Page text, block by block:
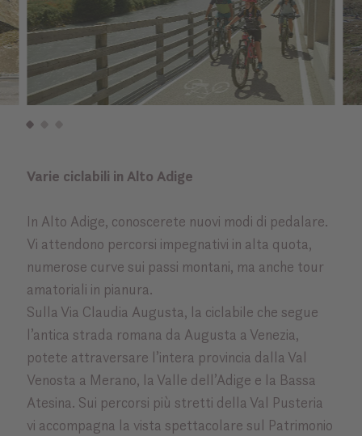
Varie ciclabili in Alto Adige
In Alto Adige, conoscerete nuovi modi di pedalare.
Vi attendono percorsi impegnativi in alta quota,
numerose curve sui passi montani, ma anche tour
amatoriali in pianura.
Sulla Via Claudia Augusta, la ciclabile che segue
l’antica strada romana da Augusta a Venezia,
potete attraversare l’intera provincia dalla Val
Venosta a Merano, la Valle dell’Adige e la Bassa
Atesina. Sui percorsi più stretti della Val Pusteria
vi accompagna la vista spettacolare sul Patrimonio